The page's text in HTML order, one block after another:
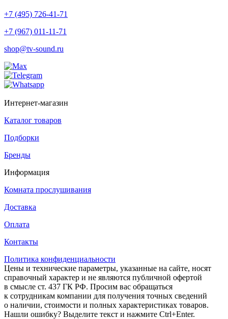
+7 (495) 726-41-71
+7 (967) 011-11-71
shop@tv-sound.ru
Интернет-магазин
Каталог товаров
Подборки
Бренды
Информация
Комната прослушивания
Доставка
Оплата
Контакты
Политика конфиденциальности
Цены и технические параметры, указанные на сайте, носят
справочный характер и не являются публичной офертой
в смысле ст. 437 ГК РФ. Просим вас обращаться
к сотрудникам компании для получения точных сведений
о наличии, стоимости и полных характеристиках товаров.
Нашли ошибку? Выделите текст и нажмите Ctrl+Enter.